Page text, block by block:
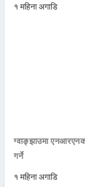
१ महिना अगाडि
ग्वाङ्झाउमा
गर्ने
१ महिना अगाडि